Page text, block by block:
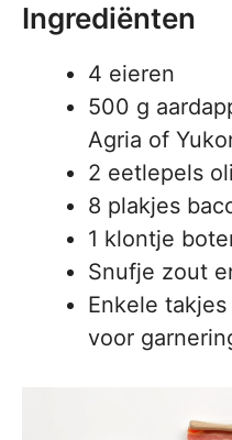
Ingrediënten
4 eieren
500 g
Agria of
2 eetlepels
8 plakjes
1 klontje
Snufje zout
Enkele
voor